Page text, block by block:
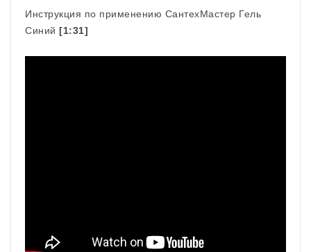
Инструкция по применению СантехМастер Гель
Синий [1:31]